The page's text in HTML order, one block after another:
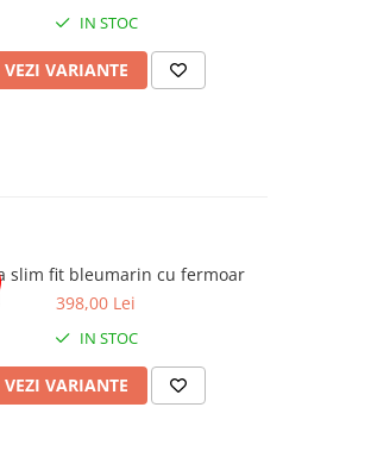
IN STOC
VEZI VARIANTE
slim fit bleumarin cu fermoar
398,00 Lei
IN STOC
VEZI VARIANTE